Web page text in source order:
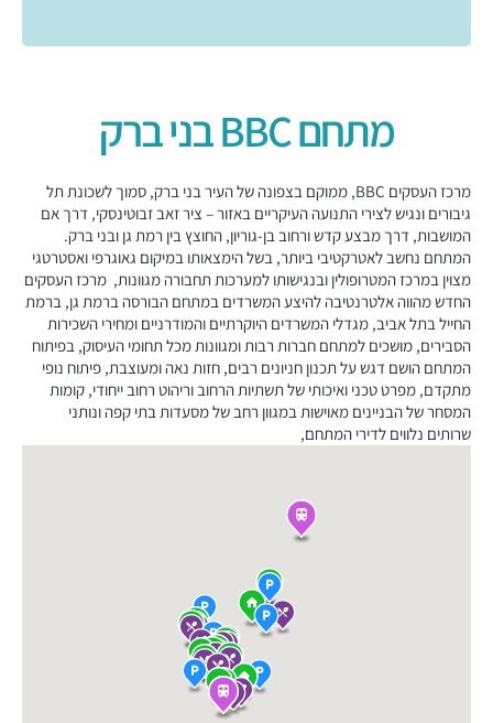
מתחם BBC בני ברק
מרכז העסקים BBC, ממוקם בצפונה של העיר בני ברק, סמוך לשכונת תל
גיבורים ונגיש לצירי התנועה העיקריים באזור – ציר זאב זבוטינסקי, דרך אם
המושבות, דרך מבצע קדש ורחוב בן-גוריון, החוצץ בין רמת גן ובני ברק.
המתחם נחשב לאטרקטיבי ביותר, בשל הימצאותו במיקום גאוגרפי ואסטרטגי
מצוין במרכז המטרופולין ובנגישותו למערכות תחבורה מגוונות, מרכז העסקים
החדש מהווה אלטרנטיבה להיצע המשרדים במתחם הבורסה ברמת גן, ברמת
החייל בתל אביב, מגדלי המשרדים היוקרתיים והמודרניים ומחירי השכירות
הסבירים, מושכים למתחם חברות רבות ומגוונות מכל תחומי העיסוק, בפיתוח
המתחם הושם דגש על תכנון חניונים רבים, חזות נאה ומעוצבת, פיתוח נופי
מתקדם, מפרט טכני ואיכותי של תשתיות הרחוב וריהוט רחוב ייחודי, קומות
המסחר של הבניינים מאוישות במגוון רחב של מסעדות בתי קפה ונותני
שרותים נלווים לדירי המתחם,